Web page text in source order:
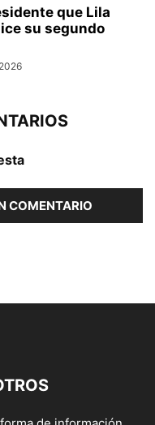
que Lila
su segundo
COMENTARIO